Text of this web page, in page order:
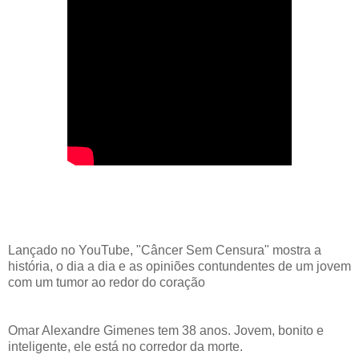
Lançado no YouTube, "Câncer Sem Censura" mostra a
história, o dia a dia e as opiniões contundentes de um jovem
com um tumor ao redor do coração
Omar Alexandre Gimenes tem 38 anos. Jovem, bonito e
inteligente, ele está no corredor da morte.